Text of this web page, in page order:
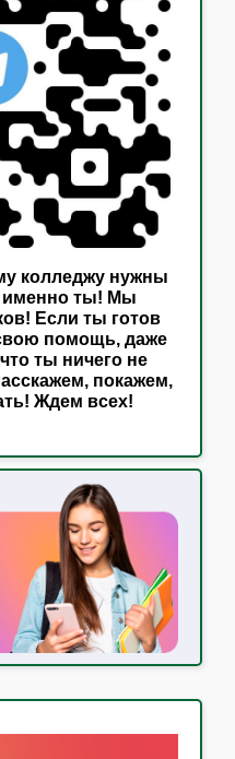
колледжу нужны
именно ты! Мы
Если ты готов
помощь, даже
ты ничего не
покажем,
Ждем всех!